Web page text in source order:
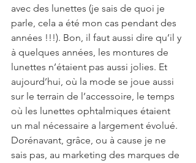
avec des lunettes (je sais de quoi je
parle, cela a été mon cas pendant des
années !!!). Bon, il faut aussi dire qu’il y
à quelques années, les montures de
lunettes n’étaient pas aussi jolies. Et
aujourd’hui, où la mode se joue aussi
sur le terrain de l’accessoire, le temps
où les lunettes ophtalmiques étaient
un mal nécessaire a largement évolué.
Dorénavant, grâce, ou à cause je ne
sais pas, au marketing des marques de